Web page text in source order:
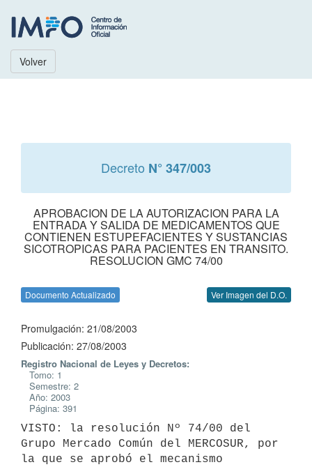
Volver
Decreto N° 347/003
APROBACION DE LA AUTORIZACION PARA LA
ENTRADA Y SALIDA DE MEDICAMENTOS QUE
CONTIENEN ESTUPEFACIENTES Y SUSTANCIAS
SICOTROPICAS PARA PACIENTES EN TRANSITO.
RESOLUCION GMC 74/00
Documento Actualizado Ver Imagen del D.O.
Promulgación: 21/08/2003
Publicación: 27/08/2003
Registro Nacional de Leyes y Decretos:
Tomo: 1
Semestre: 2
Año: 2003
Página: 391
VISTO: la resolución Nº 74/00 del
Grupo Mercado Común del MERCOSUR, por
la que se aprobó el mecanismo